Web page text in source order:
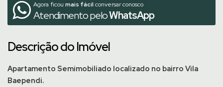
Agora ficou mais fácil conversar conosco
Atendimento peloWhatsApp
Descrição do Imóvel
Apartamento Semimobiliado localizado no bairro Vila
Baependi.